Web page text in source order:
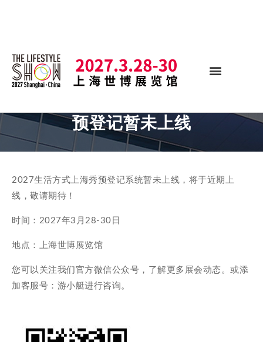
预登记暂未上线
2027生活方式上海秀预登记系统暂未上线，将于近期上
线，敬请期待！
时间：2027年3月28-30日
地点：上海世博展览馆
您可以关注我们官方微信公众号，了解更多展会动态。或添
加客服号：游小艇进行咨询。